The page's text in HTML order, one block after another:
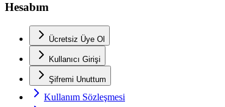
Hesabım
Ücretsiz Üye Ol
Kullanıcı Girişi
Şifremi Unuttum
Kullanım Sözleşmesi